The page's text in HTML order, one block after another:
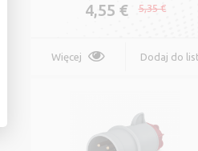
4,55 € 5,35 €
Więcej Dodaj do